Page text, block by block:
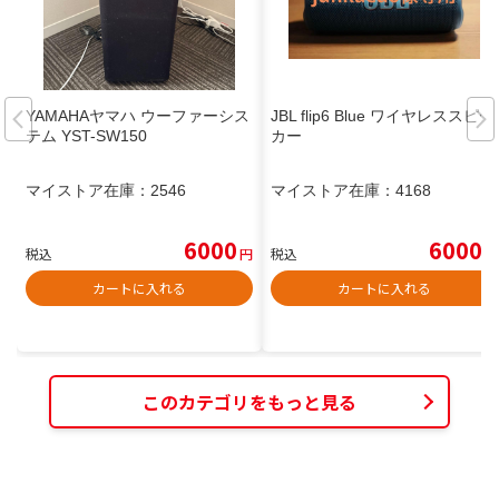
YAMAHAヤマハ ウーファーシス
テム YST-SW150
マイストア在庫： 2546
税込 6000円
カートに入れる
JBL flip6 Blue ワイヤレススピー
カー
マイストア在庫： 4168
税込 6000
カートに入れる
このカテゴリをもっと見る